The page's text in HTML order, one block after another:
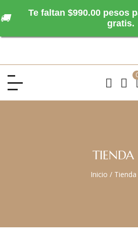
TIENDA
Inicio / Tienda
🚚
Te faltan $990.00 pesos
gratis.